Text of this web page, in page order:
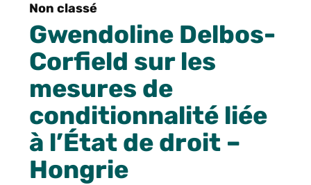
Non classé
Gwendoline Delbos-
Corfield sur les
mesures de
conditionnalité liée
à l’État de droit –
Hongrie